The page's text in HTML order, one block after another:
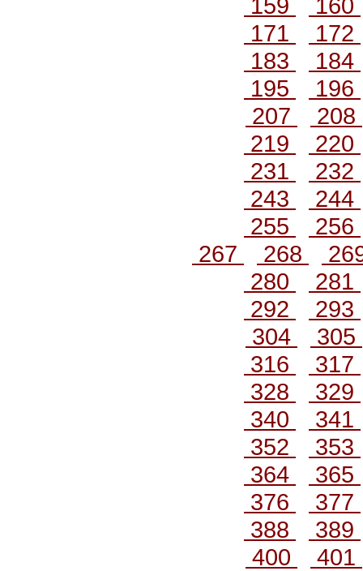
171
172
183
184
195
196
207
208
219
220
231
232
243
244
255
256
267
268
280
281
292
293
304
305
316
317
328
329
340
341
352
353
364
365
376
377
388
389
400
401